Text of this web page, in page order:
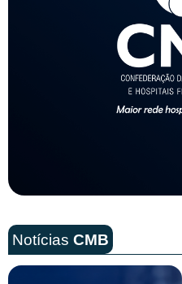
Notícias CMB